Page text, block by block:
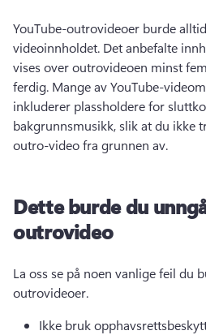
YouTube-outrovideoer burde
videoinnholdet. Det anbefalte
vises over outrovideoen minst
ferdig. Mange av YouTube-
inkluderer plassholdere for
bakgrunnsmusikk, slik at du ikke
outro-video fra grunnen av.
Dette burde du
outrovideo
La oss se på noen vanlige feil du
outrovideoer.